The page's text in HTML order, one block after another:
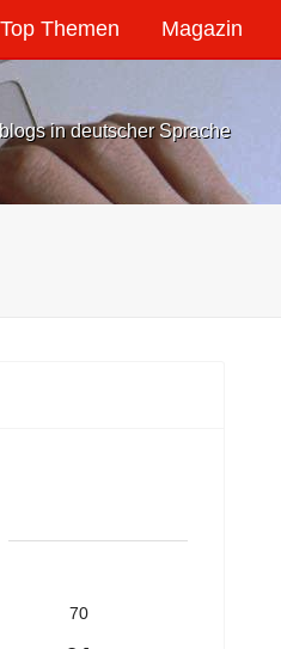
Top Themen Magazin
in deutscher Sprache
70